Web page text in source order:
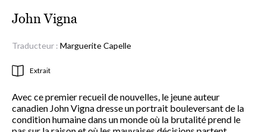
John Vigna
Traducteur : Marguerite Capelle
Extrait
Avec ce premier recueil de nouvelles, le jeune auteur
canadien John Vigna dresse un portrait bouleversant de la
condition humaine dans un monde où la brutalité prend le